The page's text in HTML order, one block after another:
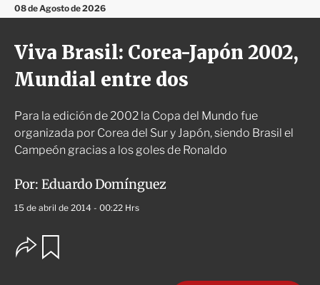
n
ú
08 de Agosto de 2026
r
l
i
o
Viva Brasil: Corea-Japón 2002,
Mundial entre dos
Para la edición de 2002 la Copa del Mundo fue
organizada por Corea del Sur y Japón, siendo Brasil el
Campeón gracias a los goles de Ronaldo
Por: Eduardo Domínguez
15 de abril de 2014 - 00:22 Hrs
O
p